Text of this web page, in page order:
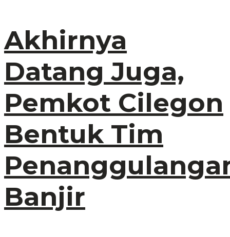
Akhirnya
Datang Juga,
Pemkot Cilegon
Bentuk Tim
Banjir